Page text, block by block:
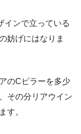
インで立っている
妨げにはなりま
のCピラーを多少
その分リアウイン
す。